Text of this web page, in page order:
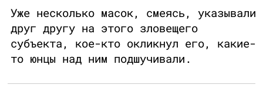
Уже несколько масок, смеясь, указывали
друг другу на этого зловещего
субъекта, кое-кто окликнул его, какие-
то юнцы над ним подшучивали.